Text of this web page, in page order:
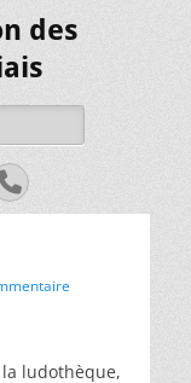
des
ludothèque,